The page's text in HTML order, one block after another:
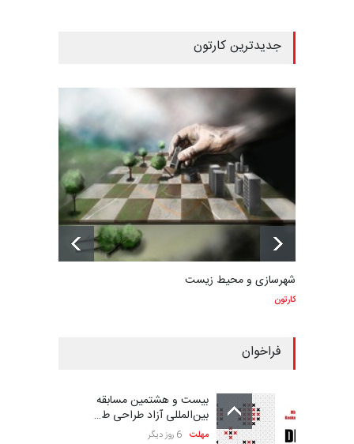
جدیدترین کارتون
شهرسازی و محیط زیست
کارتون
فراخوان
بیست و هشتمین مسابقه
بین‌المللی آزاد طراحی ط…
مهلت 6 روز دیگر